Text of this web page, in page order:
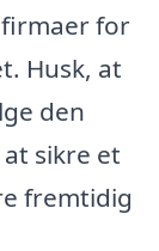
for
Husk, at
den
sikre et
fremtidig